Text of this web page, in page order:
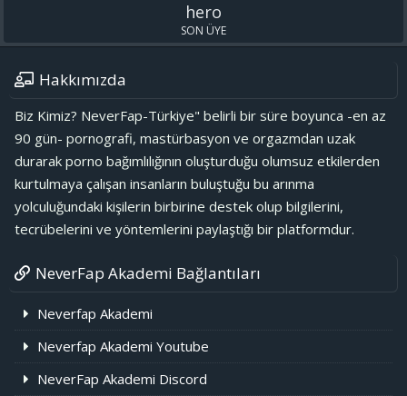
hero
SON ÜYE
Hakkımızda
Biz Kimiz? NeverFap-Türkiye" belirli bir süre boyunca -en az
90 gün- pornografi, mastürbasyon ve orgazmdan uzak
durarak porno bağımlılığının oluşturduğu olumsuz etkilerden
kurtulmaya çalışan insanların buluştuğu bu arınma
yolculuğundaki kişilerin birbirine destek olup bilgilerini,
tecrübelerini ve yöntemlerini paylaştığı bir platformdur.
NeverFap Akademi Bağlantıları
Neverfap Akademi
Neverfap Akademi Youtube
NeverFap Akademi Discord